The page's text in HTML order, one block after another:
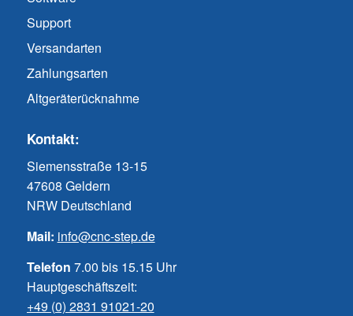
Support
Versandarten
Zahlungsarten
Altgeräterücknahme
Kontakt:
Siemensstraße 13-15
47608 Geldern
NRW Deutschland
Mail: info@cnc-step.de
Telefon 7.00 bis 15.15 Uhr
Hauptgeschäftszeit:
+49 (0) 2831 91021-20